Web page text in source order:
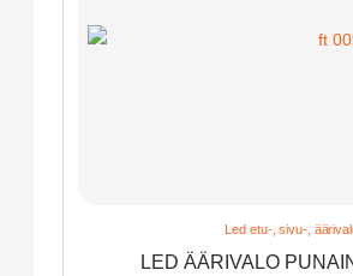
Led etu-, sivu-,
LED ÄÄRIVALO